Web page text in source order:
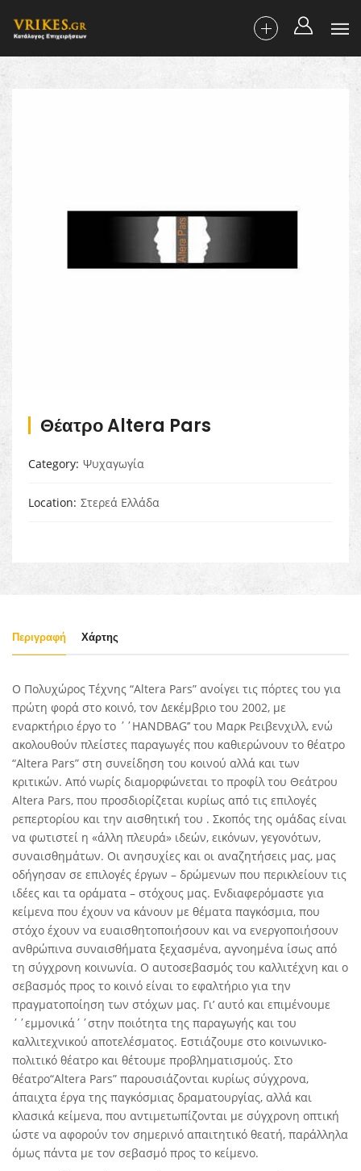
Θέατρο Altera Pars
Category Ψυχαγωγία
Location Στερεά Ελλάδα
Περιγραφή Χάρτης
Ο Πολυχώρος Τέχνης “Altera Pars” ανοίγει τις πόρτες του για
πρώτη φορά στο κοινό, τον Δεκέμβριο του 2002, με
εναρκτήριο έργο το ΄΄HANDBAG’’ του Μαρκ Ρειβενχιλλ, ενώ
ακολουθούν πλείστες παραγωγές που καθιερώνουν το θέατρο
“Altera Pars” στη συνείδηση του κοινού αλλά και των
κριτικών. Από νωρίς διαμορφώνεται το προφίλ του Θεάτρου
Altera Pars, που προσδιορίζεται κυρίως από τις επιλογές
ρεπερτορίου και την αισθητική του . Σκοπός της ομάδας είναι
να φωτιστεί η «άλλη πλευρά» ιδεών, εικόνων, γεγονότων,
συναισθημάτων. Οι ανησυχίες και οι αναζητήσεις μας, μας
οδήγησαν σε επιλογές έργων – δρώμενων που περικλείουν τις
ιδέες και τα οράματα – στόχους μας. Ενδιαφερόμαστε για
κείμενα που έχουν να κάνουν με θέματα παγκόσμια, που
στόχο έχουν να ευαισθητοποιήσουν και να ενεργοποιήσουν
ανθρώπινα συναισθήματα ξεχασμένα, αγνοημένα ίσως από
τη σύγχρονη κοινωνία. Ο αυτοσεβασμός του καλλιτέχνη και ο
σεβασμός προς το κοινό είναι το εφαλτήριο για την
πραγματοποίηση των στόχων μας. Γι’ αυτό και επιμένουμε
΄΄εμμονικά΄΄στην ποιότητα της παραγωγής και του
καλλιτεχνικού αποτελέσματος. Εστιάζουμε στο κοινωνικο-
πολιτικό θέατρο και θέτουμε προβληματισμούς. Στο
θέατρο“Altera Pars” παρουσιάζονται κυρίως σύγχρονα,
άπαιχτα έργα της παγκόσμιας δραματουργίας, αλλά και
κλασικά κείμενα, που αντιμετωπίζονται με σύγχρονη οπτική
ώστε να αφορούν τον σημερινό απαιτητικό θεατή, παράλληλα
όμως πάντα με τον σεβασμό προς το κείμενο.